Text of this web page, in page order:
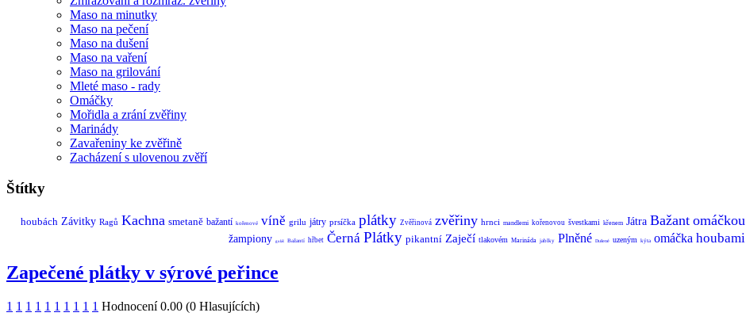
Maso na minutky
Maso na pečení
Maso na dušení
Maso na vaření
Maso na grilování
Mleté maso - rady
Omáčky
Mořidla a zrání zvěřiny
Marinády
Zavařeniny ke zvěřině
Zacházení s ulovenou zvěří
Štítky
houbách Závitky Ragů Kachna smetaně bažantí kořenové víně grilu játry prsíčka plátky Zvěřinová zvěřiny hrnci mandlemi kořenovou švestkami křenem Játra Bažant omáčkou
žampiony guláš Bažantí hřbet Černá Plátky pikantní Zaječí tlakovém Marináda jablky Plněné Dušené uzeným kýta omáčka houbami
Zapečené plátky v sýrové peřince
1 1 1 1 1 1 1 1 1 1 Hodnocení 0.00 (0 Hlasujících)